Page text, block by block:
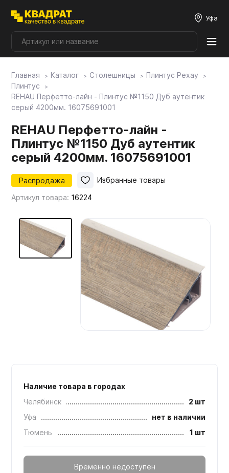
Уфа
Плитные материалы
Фурнитура
Столешницы
Мой ЭГГЕР
Мебельные образцы, каталоги
Главная Каталог Столешницы
Плинтус Рехау
Плинтус
REHAU Перфетто-лайн - Плинтус №1150 Дуб аутентик
серый 4200мм. 16075691001
REHAU Перфетто-лайн -
Плинтус №1150 Дуб аутентик
серый 4200мм. 16075691001
Распродажа
Артикул товара: 16224
Избранные товары
Наличие товара в городах
Челябинск
2 шт
Уфа
нет в наличии
Тюмень
1 шт
Временно недоступен